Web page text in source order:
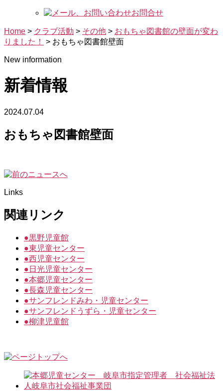
お問合せ
Home > クラブ活動 > その他 > おもちゃ図書館の壁面が変わ
りました！
> おもちゃ図書館壁面
New information
新着情報
2024.07.04
おもちゃ図書館壁面
Links
関連リンク
●黒野児童館
●東児童センター
●西児童センター
● 日光児童センター
●本郷児童センター
●長森児童センター
●サンフレンドみわ・児童センター
●サンフレンドうずら・児童センター
●柳津児童館